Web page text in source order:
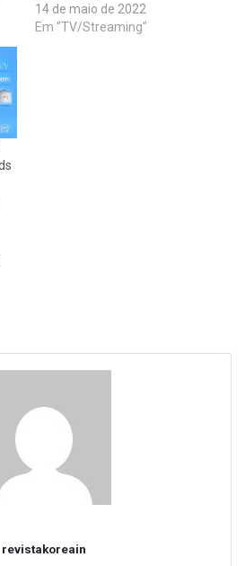
14 de maio de 2022
Em "TV/Streaming"
revistakoreain